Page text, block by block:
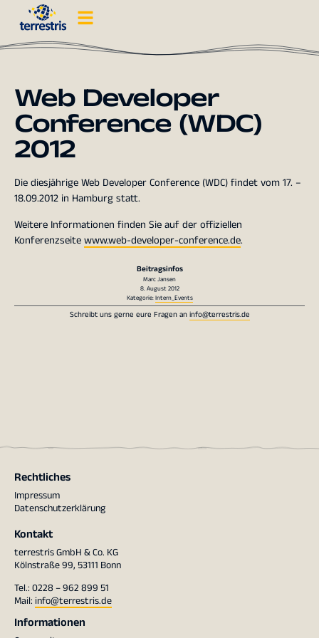
Web Developer
Conference (WDC)
2012
Die diesjährige Web Developer Conference (WDC) findet vom 17. –
18.09.2012 in Hamburg statt.
Weitere Informationen finden Sie auf der offiziellen
Konferenzseitewww.web-developer-conference.de.
Beitragsinfos
Marc Jansen
8. August 2012
Kategorie:Intern_Events
Schreibt uns gerne eure Fragen aninfo@terrestris.de
Rechtliches
Impressum
Datenschutzerklärung
Kontakt
terrestris GmbH & Co. KG
Kölnstraße 99, 53111 Bonn
Tel.: 0228 – 962 899 51
Mail: info@terrestris.de
Informationen